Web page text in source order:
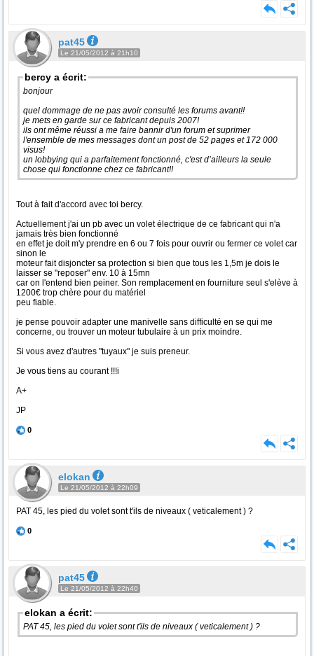
pat45
Le 21/05/2012 à 21h10
bercy a écrit:
bonjour
quel dommage de ne pas avoir consulté les forums avant!!
je mets en garde sur ce fabricant depuis 2007!
ils ont même réussi a me faire bannir d'un forum et suprimer
l'ensemble de mes messages dont un post de 52 pages et 172 000
visus!
un lobbying qui a parfaitement fonctionné, c'est d’ailleurs la seule
chose qui fonctionne chez ce fabricant!!
Tout à fait d'accord avec toi bercy.
Actuellement j'ai un pb avec un volet électrique de ce fabricant qui n'a
jamais très bien fonctionné
en effet je doit m'y prendre en 6 ou 7 fois pour ouvrir ou fermer ce volet car
sinon le
moteur fait disjoncter sa protection si bien que tous les 1,5m je dois le
laisser se "reposer" env. 10 à 15mn
car on l'entend bien peiner. Son remplacement en fourniture seul s'elève à
1200€ trop chère pour du matériel
peu fiable.
je pense pouvoir adapter une manivelle sans difficulté en se qui me
concerne, ou trouver un moteur tubulaire à un prix moindre.
Si vous avez d'autres "tuyaux" je suis preneur.
Je vous tiens au courant !!!i
A+
JP
0
elokan
Le 21/05/2012 à 22h09
PAT 45, les pied du volet sont t'ils de niveaux ( veticalement ) ?
0
pat45
Le 21/05/2012 à 22h40
elokan a écrit:
PAT 45, les pied du volet sont t'ils de niveaux ( veticalement ) ?